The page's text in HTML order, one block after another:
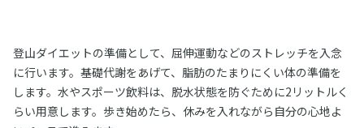
登山ダイエットの準備として、屈伸運動などのストレッチを入念
に行います。基礎代謝をあげて、脂肪のたまりにくい体の準備を
します。水やスポーツ飲料は、脱水状態を防ぐために2リットルく
らい用意します。歩き始めたら、休みを入れながら自分の心地よ